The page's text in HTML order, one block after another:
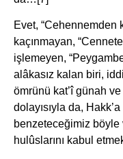
Evet, “Cehennemden
kaçınmayan,
işlemeyen,
alâkasız kalan biri,
ömrünü kat’î günah
dolayısıyla da,
benzeteceğimiz böyle
hulûslarını kabul